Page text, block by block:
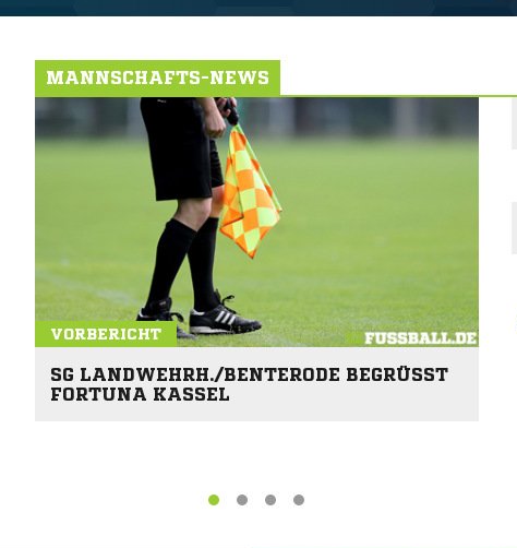
MANNSCHAFTS-NEWS
VORBERICHT
SG LANDWEHRH./BENTERODE BEGRÜSST F
ORTUNA KASSEL